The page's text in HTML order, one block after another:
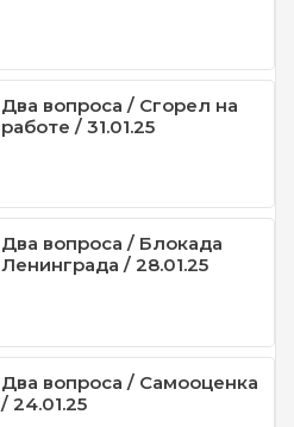
Два вопроса / Сгорел на
работе / 31.01.25
Два вопроса / Блокада
Ленинграда / 28.01.25
Два вопроса / Самооценка
/ 24.01.25